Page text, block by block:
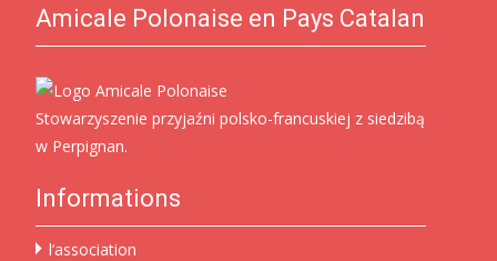
Amicale Polonaise en Pays Catalan
Stowarzyszenie przyjaźni polsko-francuskiej z siedzibą
w Perpignan.
Informations
l’association